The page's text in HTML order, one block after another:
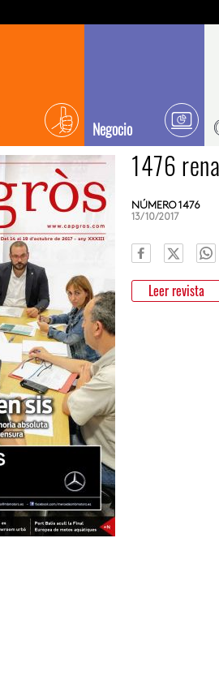
Negocio
1476
NÚMERO 1476
13/10/2017
Leer revista